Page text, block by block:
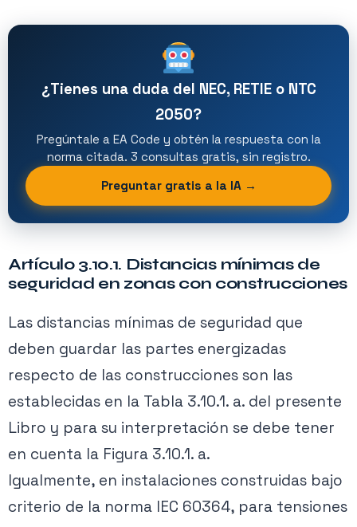
¿Tienes una duda del NEC, RETIE o NTC
2050?
Pregúntale a EA Code y obtén la respuesta con la
norma citada. 3 consultas gratis, sin registro.
Preguntar gratis a la IA →
Artículo 3.10.1. Distancias mínimas de
seguridad en zonas con construcciones
Las distancias mínimas de seguridad que
deben guardar las partes energizadas
respecto de las construcciones son las
establecidas en la Tabla 3.10.1. a. del presente
Libro y para su interpretación se debe tener
en cuenta la Figura 3.10.1. a.
Igualmente, en instalaciones construidas bajo
criterio de la norma IEC 60364, para tensiones